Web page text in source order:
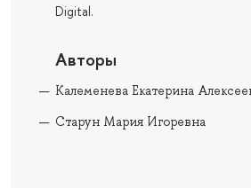
Digital.
Авторы
Калеменева Екатерина
Старун Мария Игоревна